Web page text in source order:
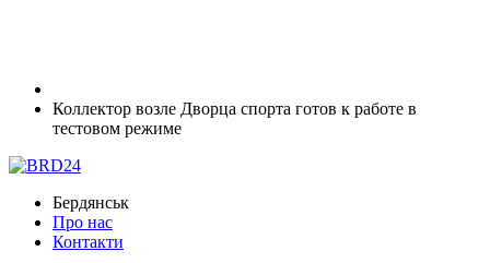
Коллектор возле Дворца спорта готов к работе в
тестовом режиме
Бердянськ
Про нас
Контакти